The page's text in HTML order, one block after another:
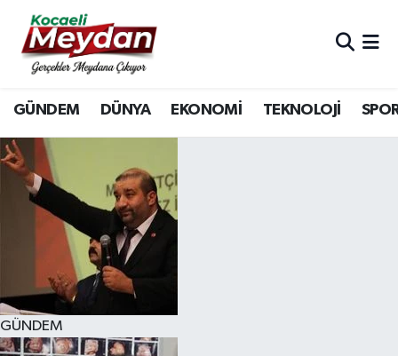
GÜNDEM DÜNYA EKONOMİ TEKNOLOJİ
GÜNDEM
Nöbetçi Eczaneler
Hava Durumu
Trafik Durumu
Süper Lig Puan Durumu ve Fikstür
Tüm Manşetler
Son Dakika Haberleri
Haber Arşivi